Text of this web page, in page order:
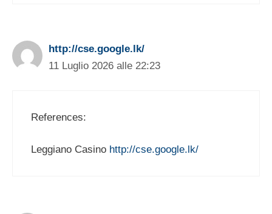
http://cse.google.lk/
11 Luglio 2026 alle 22:23
References:
Leggiano Casino http://cse.google.lk/